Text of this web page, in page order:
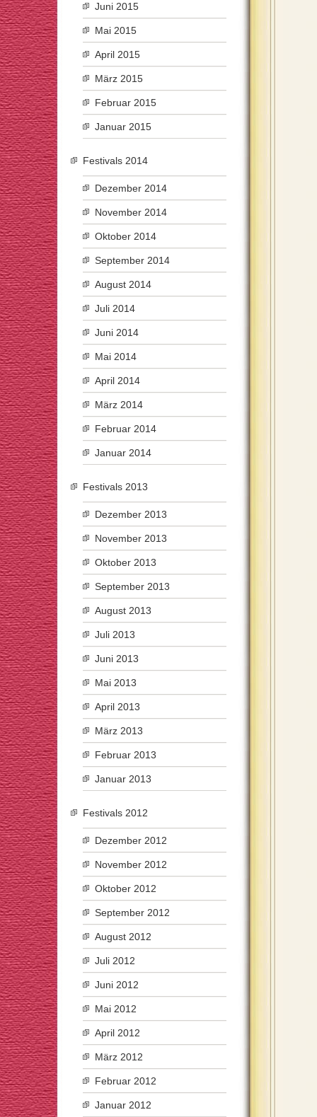
Juni 2015
Mai 2015
April 2015
März 2015
Februar 2015
Januar 2015
Festivals 2014
Dezember 2014
November 2014
Oktober 2014
September 2014
August 2014
Juli 2014
Juni 2014
Mai 2014
April 2014
März 2014
Februar 2014
Januar 2014
Festivals 2013
Dezember 2013
November 2013
Oktober 2013
September 2013
August 2013
Juli 2013
Juni 2013
Mai 2013
April 2013
März 2013
Februar 2013
Januar 2013
Festivals 2012
Dezember 2012
November 2012
Oktober 2012
September 2012
August 2012
Juli 2012
Juni 2012
Mai 2012
April 2012
März 2012
Februar 2012
Januar 2012